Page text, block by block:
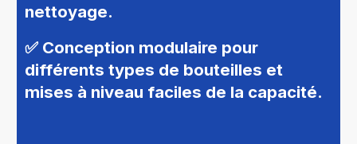
nettoyage.
✅ Conception modulaire pour
différents types de bouteilles et
mises à niveau faciles de la capacité.